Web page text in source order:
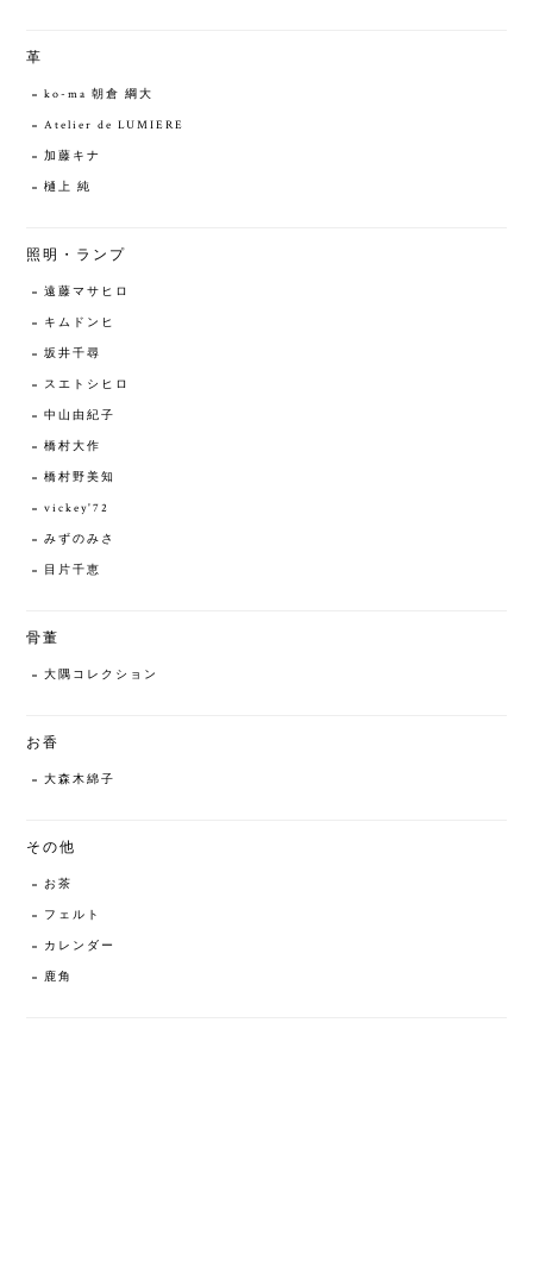
革
ko-ma 朝倉 綱大
Atelier de LUMIERE
加藤キナ
樋上 純
照明・ランプ
遠藤マサヒロ
キムドンヒ
坂井千尋
スエトシヒロ
中山由紀子
橋村大作
橋村野美知
vickey'72
みずのみさ
目片千恵
骨董
大隅コレクション
お香
大森木綿子
その他
お茶
フェルト
カレンダー
鹿角